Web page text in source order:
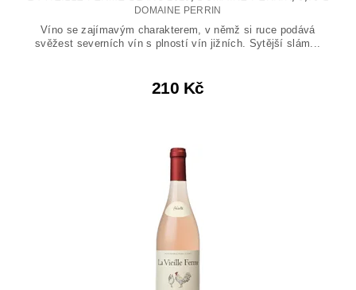
DOMAINE PERRIN
Víno se zajímavým charakterem, v němž si ruce podává
svěžest severních vín s plností vín jižních. Sytější slám...
210 Kč